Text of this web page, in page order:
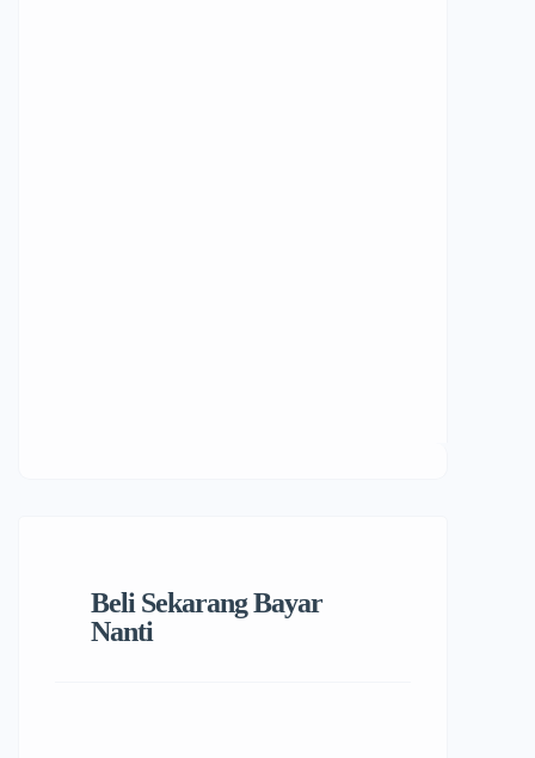
Beli Sekarang Bayar
Nanti